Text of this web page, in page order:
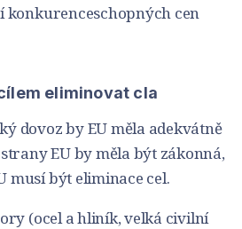
cen
eliminovat cla
dovoz by EU měla adekvátně
EU by měla být zákonná,
musí být eliminace cel.
(ocel a hliník, velká civilní